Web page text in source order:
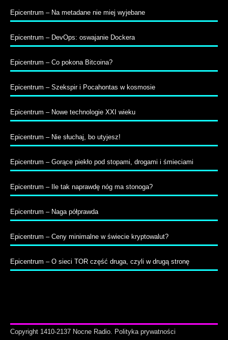
Epicentrum – Na metadane nie miej wyjebane
Epicentrum – DevOps: oswajanie Dockera
Epicentrum – Co pokona Bitcoina?
Epicentrum – Szekspir i Pocahontas w kosmosie
Epicentrum – Nowe technologie XXI wieku
Epicentrum – Nie słuchaj, bo utyjesz!
Epicentrum – Gorące piekło pod stopami, drogami i śmieciami
Epicentrum – Ile tak naprawdę nóg ma stonoga?
Epicentrum – Naga półprawda
Epicentrum – Ceny minimalne w świecie kryptowalut?
Epicentrum – O sieci TOR część druga, czyli w drugą stronę
Copyright 1410-2137 Nocne Radio. Polityka prywatności